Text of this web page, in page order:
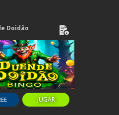
Doidão
JUGAR